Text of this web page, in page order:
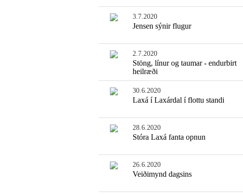
3.7.2020
Jensen sýnir flugur
2.7.2020
Stöng, línur og taumar - endurbirt
heilræði
30.6.2020
Laxá í Laxárdal í flottu standi
28.6.2020
Stóra Laxá fanta opnun
26.6.2020
Veiðimynd dagsins